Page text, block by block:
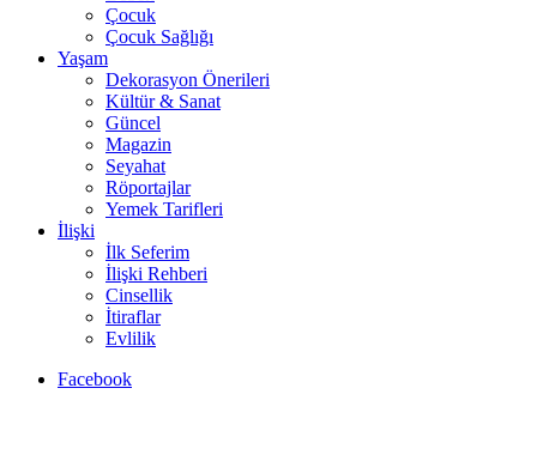
Çocuk
Çocuk Sağlığı
Yaşam
Dekorasyon Önerileri
Kültür & Sanat
Güncel
Magazin
Seyahat
Röportajlar
Yemek Tarifleri
İlişki
İlk Seferim
İlişki Rehberi
Cinsellik
İtiraflar
Evlilik
Facebook